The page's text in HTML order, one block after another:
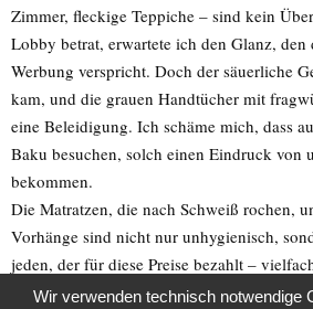
Zimmer, fleckige Teppiche – sind kein
Lobby betrat, erwartete ich den Glanz, den
Werbung verspricht. Doch der säuerliche
kam, und die grauen Handtücher mit
eine Beleidigung. Ich schäme mich, dass
Baku besuchen, solch einen Eindruck von
bekommen.
Die Matratzen, die nach Schweiß rochen,
Vorhänge sind nicht nur unhygienisch,
jeden, der für diese Preise bezahlt –
treffend bemerken!
Wir verwenden technisch notwendige